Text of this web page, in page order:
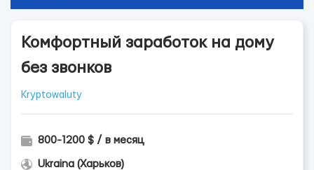
Комфортный заработок на дому
без звонков
Kryptowaluty
800-1200 $ / в месяц
Ukraina (Харьков)